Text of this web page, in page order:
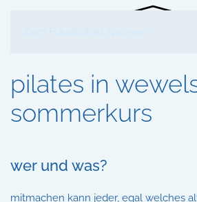
pilates in
sommerkurs
wer und was?
mitmachen kann jeder, egal welches